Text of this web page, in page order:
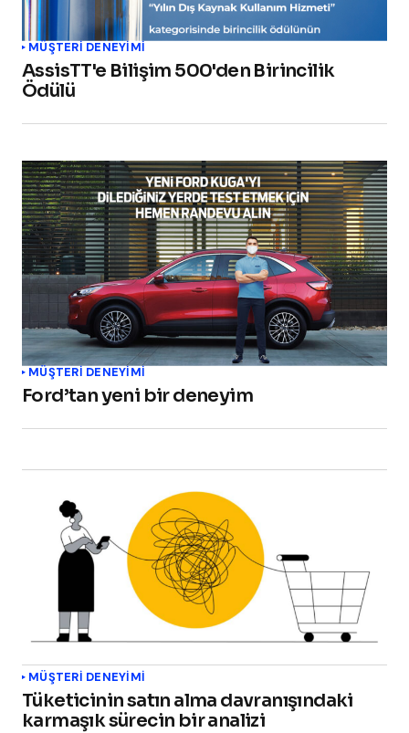
MÜŞTERI DENEYIMI
AssisTT'e Bilişim 500'den Birincilik
Ödülü
MÜŞTERI DENEYIMI
Ford’tan yeni bir deneyim
MÜŞTERI DENEYIMI
Tüketicinin satın alma davranışındaki
karmaşık sürecin bir analizi